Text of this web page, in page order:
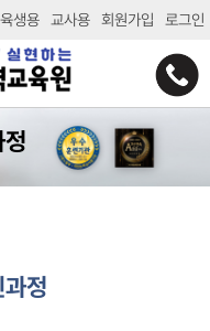
생용 교사용 회원가입 로그인
정